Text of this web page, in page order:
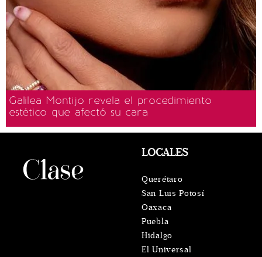
Galilea Montijo revela el procedimiento
estético que afectó su cara
LOCALES
Querétaro
San Luis Potosí
Oaxaca
Puebla
Hidalgo
El Universal